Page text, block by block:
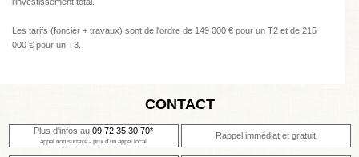
Les tarifs (foncier + travaux) sont de l'ordre de 149 000 € pour un T2 et de 215
000 € pour un T3.
CONTACT
Plus d'infos au 09 72 35 30 70*
appel non surtaxé - prix d'un appel local
Rappel immédiat et gratuit